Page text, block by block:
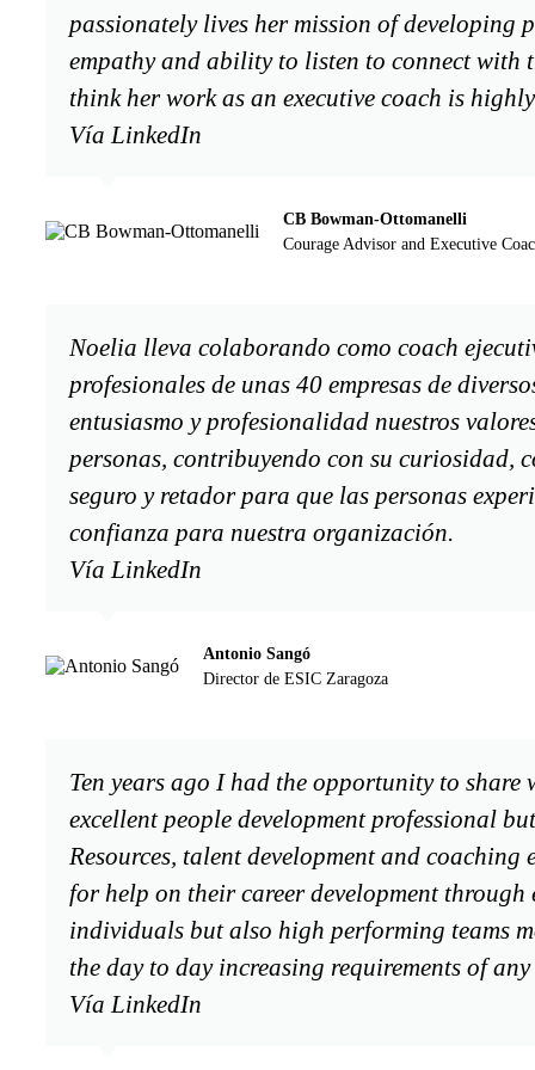
passionately lives her mission of
empathy and ability to listen to connect with
think her work as an executive coach is
Vía LinkedIn
CB Bowman-Ottomanelli
Courage Advisor and Executive
Noelia lleva colaborando como coach
profesionales de unas 40 empresas de
entusiasmo y profesionalidad nuestros
personas, contribuyendo con su curiosidad,
seguro y retador para que las personas
confianza para nuestra organización.
Vía LinkedIn
Antonio Sangó
Director de ESIC Zaragoza
Ten years ago I had the opportunity to
excellent people development professional
Resources, talent development and
for help on their career development
individuals but also high performing teams
the day to day increasing requirements of
Vía LinkedIn